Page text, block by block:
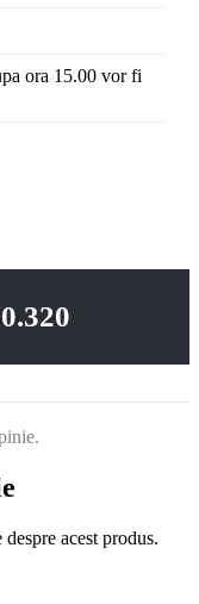
ora 15.00 vor fi
acest produs.